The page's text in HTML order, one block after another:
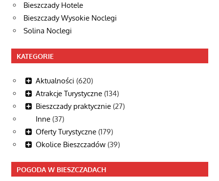
Bieszczady Hotele
Bieszczady Wysokie Noclegi
Solina Noclegi
KATEGORIE
Aktualności (620)
Atrakcje Turystyczne (134)
Bieszczady praktycznie (27)
Inne (37)
Oferty Turystyczne (179)
Okolice Bieszczadów (39)
POGODA W BIESZCZADACH